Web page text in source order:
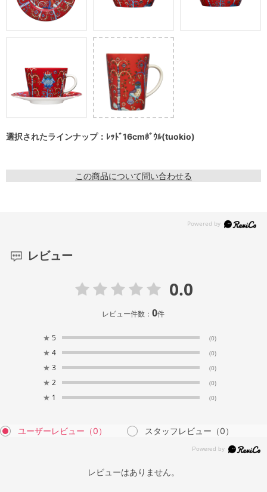
選択されたラインナップ：ﾚｯﾄﾞ16cmﾎﾞｳﾙ(tuokio)
この商品について問い合わせる
レビュー
0.0
レビュー件数：0件
★ 5 (0)
★ 4 (0)
★ 3 (0)
★ 2 (0)
★ 1 (0)
ユーザーレビュー （0） スタッフレビュー （0）
レビューはありません。